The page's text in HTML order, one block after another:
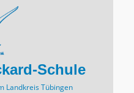
Schule
Landkreis Tübingen